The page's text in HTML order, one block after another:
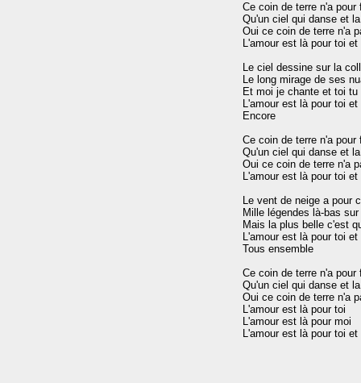
Ce coin de terre n'a pour
Qu'un ciel qui danse et
Oui ce coin de terre n'a
L'amour est là pour toi et
Le ciel dessine sur la
Le long mirage de ses
Et moi je chante et toi tu
L'amour est là pour toi et
Encore
Ce coin de terre n'a pour
Qu'un ciel qui danse et
Oui ce coin de terre n'a
L'amour est là pour toi et
Le vent de neige a pour
Mille légendes là-bas
Mais la plus belle c'est
L'amour est là pour toi et
Tous ensemble
Ce coin de terre n'a pour
Qu'un ciel qui danse et
Oui ce coin de terre n'a
L'amour est là pour toi
L'amour est là pour moi